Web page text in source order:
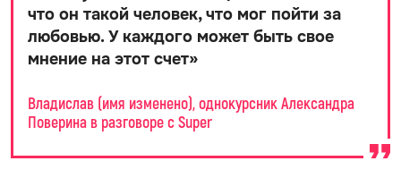
что он такой человек, что мог пойти за
любовью. У каждого может быть свое
мнение на этот счет»
Владислав (имя изменено), однокурсник Александра
Поверина в разговоре с Super